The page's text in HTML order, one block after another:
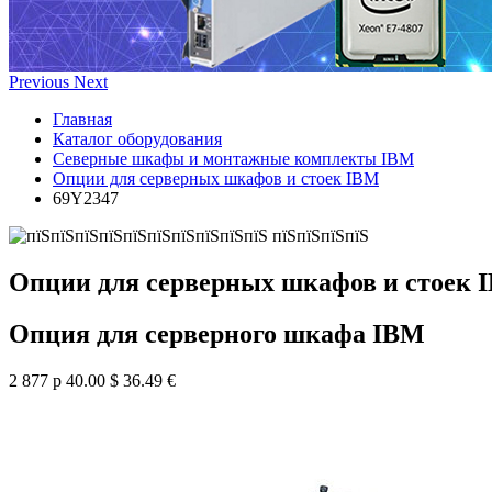
Previous Next
Главная
Каталог оборудования
Северные шкафы и монтажные комплекты IBM
Опции для серверных шкафов и стоек IBM
69Y2347
Опции для серверных шкафов и стоек
Опция для серверного шкафа IBM
2 877 р 40.00 $ 36.49 €